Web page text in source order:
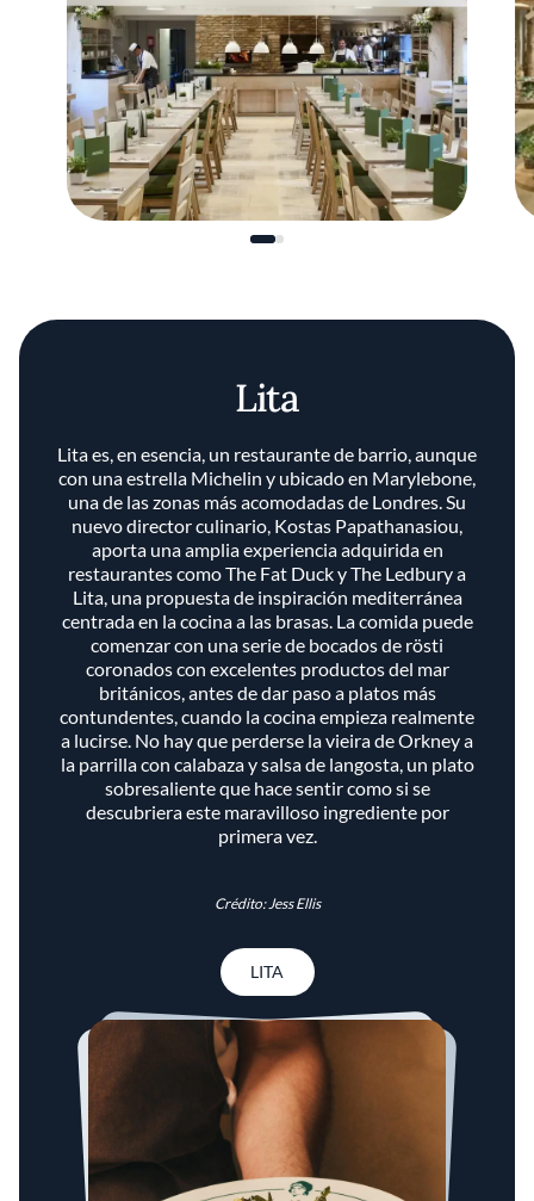
Lita
Lita es, en esencia, un restaurante de barrio, aunque
con una estrella Michelin y ubicado en Marylebone,
una de las zonas más acomodadas de Londres. Su
nuevo director culinario, Kostas Papathanasiou,
aporta una amplia experiencia adquirida en
restaurantes como The Fat Duck y The Ledbury a
Lita, una propuesta de inspiración mediterránea
centrada en la cocina a las brasas. La comida puede
comenzar con una serie de bocados de rösti
coronados con excelentes productos del mar
británicos, antes de dar paso a platos más
contundentes, cuando la cocina empieza realmente
a lucirse. No hay que perderse la vieira de Orkney a
la parrilla con calabaza y salsa de langosta, un plato
sobresaliente que hace sentir como si se
descubriera este maravilloso ingrediente por
primera vez.
Crédito: Jess Ellis
LITA